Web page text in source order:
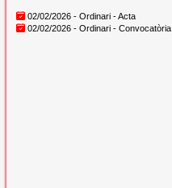
02/02/2026 - Ordinari - Acta
02/02/2026 - Ordinari - Convocatòria